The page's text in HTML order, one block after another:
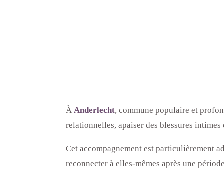
À Anderlecht, commune populaire et
relationnelles, apaiser des blessures
Cet accompagnement est particulièrement
reconnecter à elles-mêmes après une